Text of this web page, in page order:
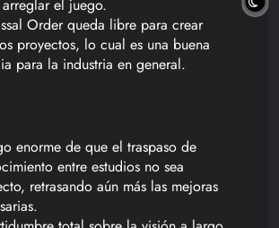
el juego.
Order queda libre para crear
proyectos, lo cual es una buena
para la industria en general.
enorme de que el traspaso de
entre estudios no sea
retrasando aún más las mejoras